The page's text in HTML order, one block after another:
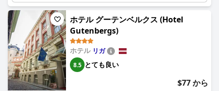
メルキュール・リガ・センターの客室は、清潔さ、快適さ、モダ
ンなアメニティで頻繁に称賛されています。多くのゲストが、
広々としていて居心地が良く、設備が整った客室と快適なベッド
に満足しています。一部のゲストからは、エアコンの故障や特定
の客室のインテリアの古さなどの小さな問題が指摘されています
が、全体的な客室の印象は良好です。清潔さは重要な強みであ
り、バスルームを含め、ホテル全体が常に清潔であるとゲストは
感じています。
ホテル グーテンベルクス (Hotel
Gutenbergs)
ホテル リガ
8.5 とても良い
$77 から